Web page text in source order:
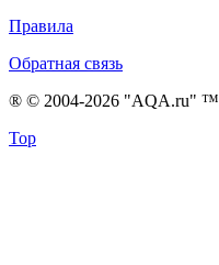
Правила
Обратная связь
® © 2004-2026 "AQA.ru" ™
Top